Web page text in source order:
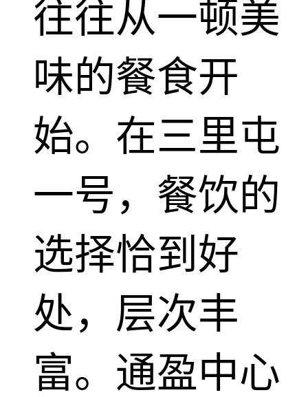
往往从一顿美
味的餐食开
始。在三里屯
一号，餐饮的
选择恰到好
处，层次丰
富。通盈中心